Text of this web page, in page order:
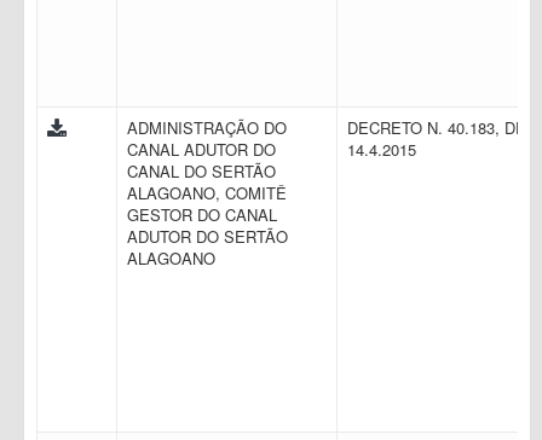
ADMINISTRAÇÃO DO
CANAL ADUTOR DO
CANAL DO SERTÃO
ALAGOANO, COMITÊ
GESTOR DO CANAL
ADUTOR DO SERTÃO
ALAGOANO
DECRETO N. 40.183, DE
14.4.2015